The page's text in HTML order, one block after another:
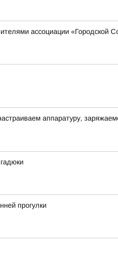
ассоциации «Городской
аппаратуру,
прогулки